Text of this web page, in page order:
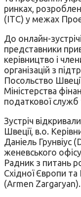
ринках,
(ІТС) у межах
До онлайн-
представники
керівництво і
організацій з
Посольство
Міністерства
податкової служб
Зустріч
Швеції, в.о.
Даніель Грунвіус
женевського
Радник з питань
Східної Європи
(Armen Zargaryan).